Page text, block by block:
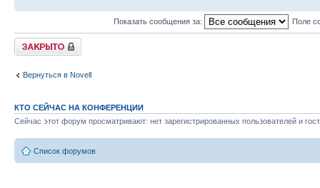
Показать сообщения за: Поле
Закрыто
Вернуться в Novell
КТО СЕЙЧАС НА КОНФЕРЕНЦИИ
Сейчас этот форум просматривают: нет зарегистрированных пользователей и
Список форумов